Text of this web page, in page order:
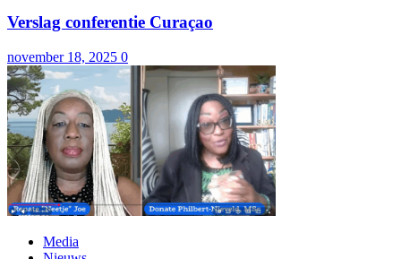
Verslag conferentie Curaçao
november 18, 2025 0
Media